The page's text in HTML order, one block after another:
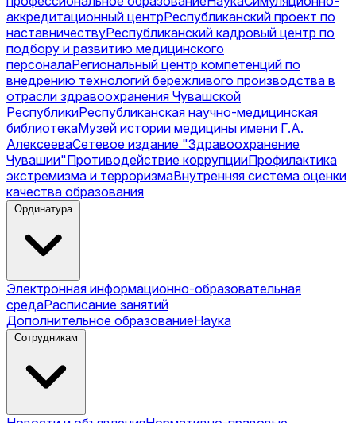
аккредитационный центрРеспубликанский проект по
наставничествуРеспубликанский кадровый центр по
подбору и развитию медицинского
персоналаРегиональный центр компетенций по
внедрению технологий бережливого производства в
отрасли здравоохранения Чувашской
РеспубликиРеспубликанская научно-медицинская
библиотекаМузей истории медицины имени Г.А.
АлексееваСетевое издание "Здравоохранение
Чувашии"Противодействие коррупцииПрофилактика
экстремизма и терроризмаВнутренняя система оценки
качества образования
Ординатура
Электронная информационно-образовательная
средаРасписание занятий
Дополнительное образованиеНаука
Сотрудникам